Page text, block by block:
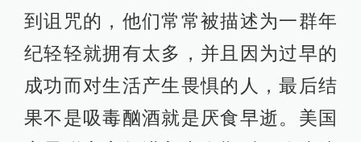
到诅咒的，他们常常被描述为一群年
纪轻轻就拥有太多，并且因为过早的
成功而对生活产生畏惧的人，最后结
果不是吸毒酗酒就是厌食早逝。美国